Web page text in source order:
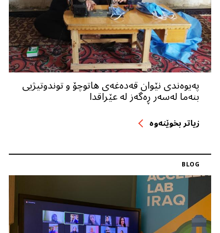
پەیوەندی نێوان قەدەغەی هاتوچۆ و توندوتیژیی
بنەما لەسەر ڕەگەز لە عێراقدا
زیاتر بخوێنه‌وه‌
BLOG